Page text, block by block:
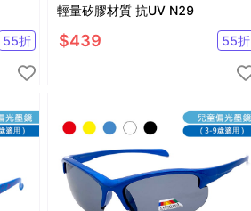
55折
輕量矽膠材質 抗UV N29
$439 55折